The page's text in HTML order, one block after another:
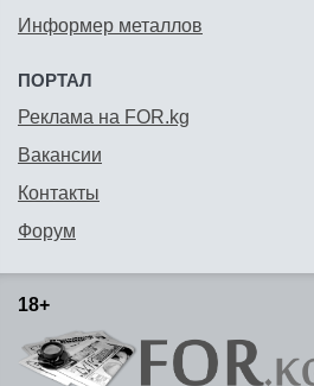
Информер металлов
ПОРТАЛ
Реклама на FOR.kg
Вакансии
Контакты
Форум
18+